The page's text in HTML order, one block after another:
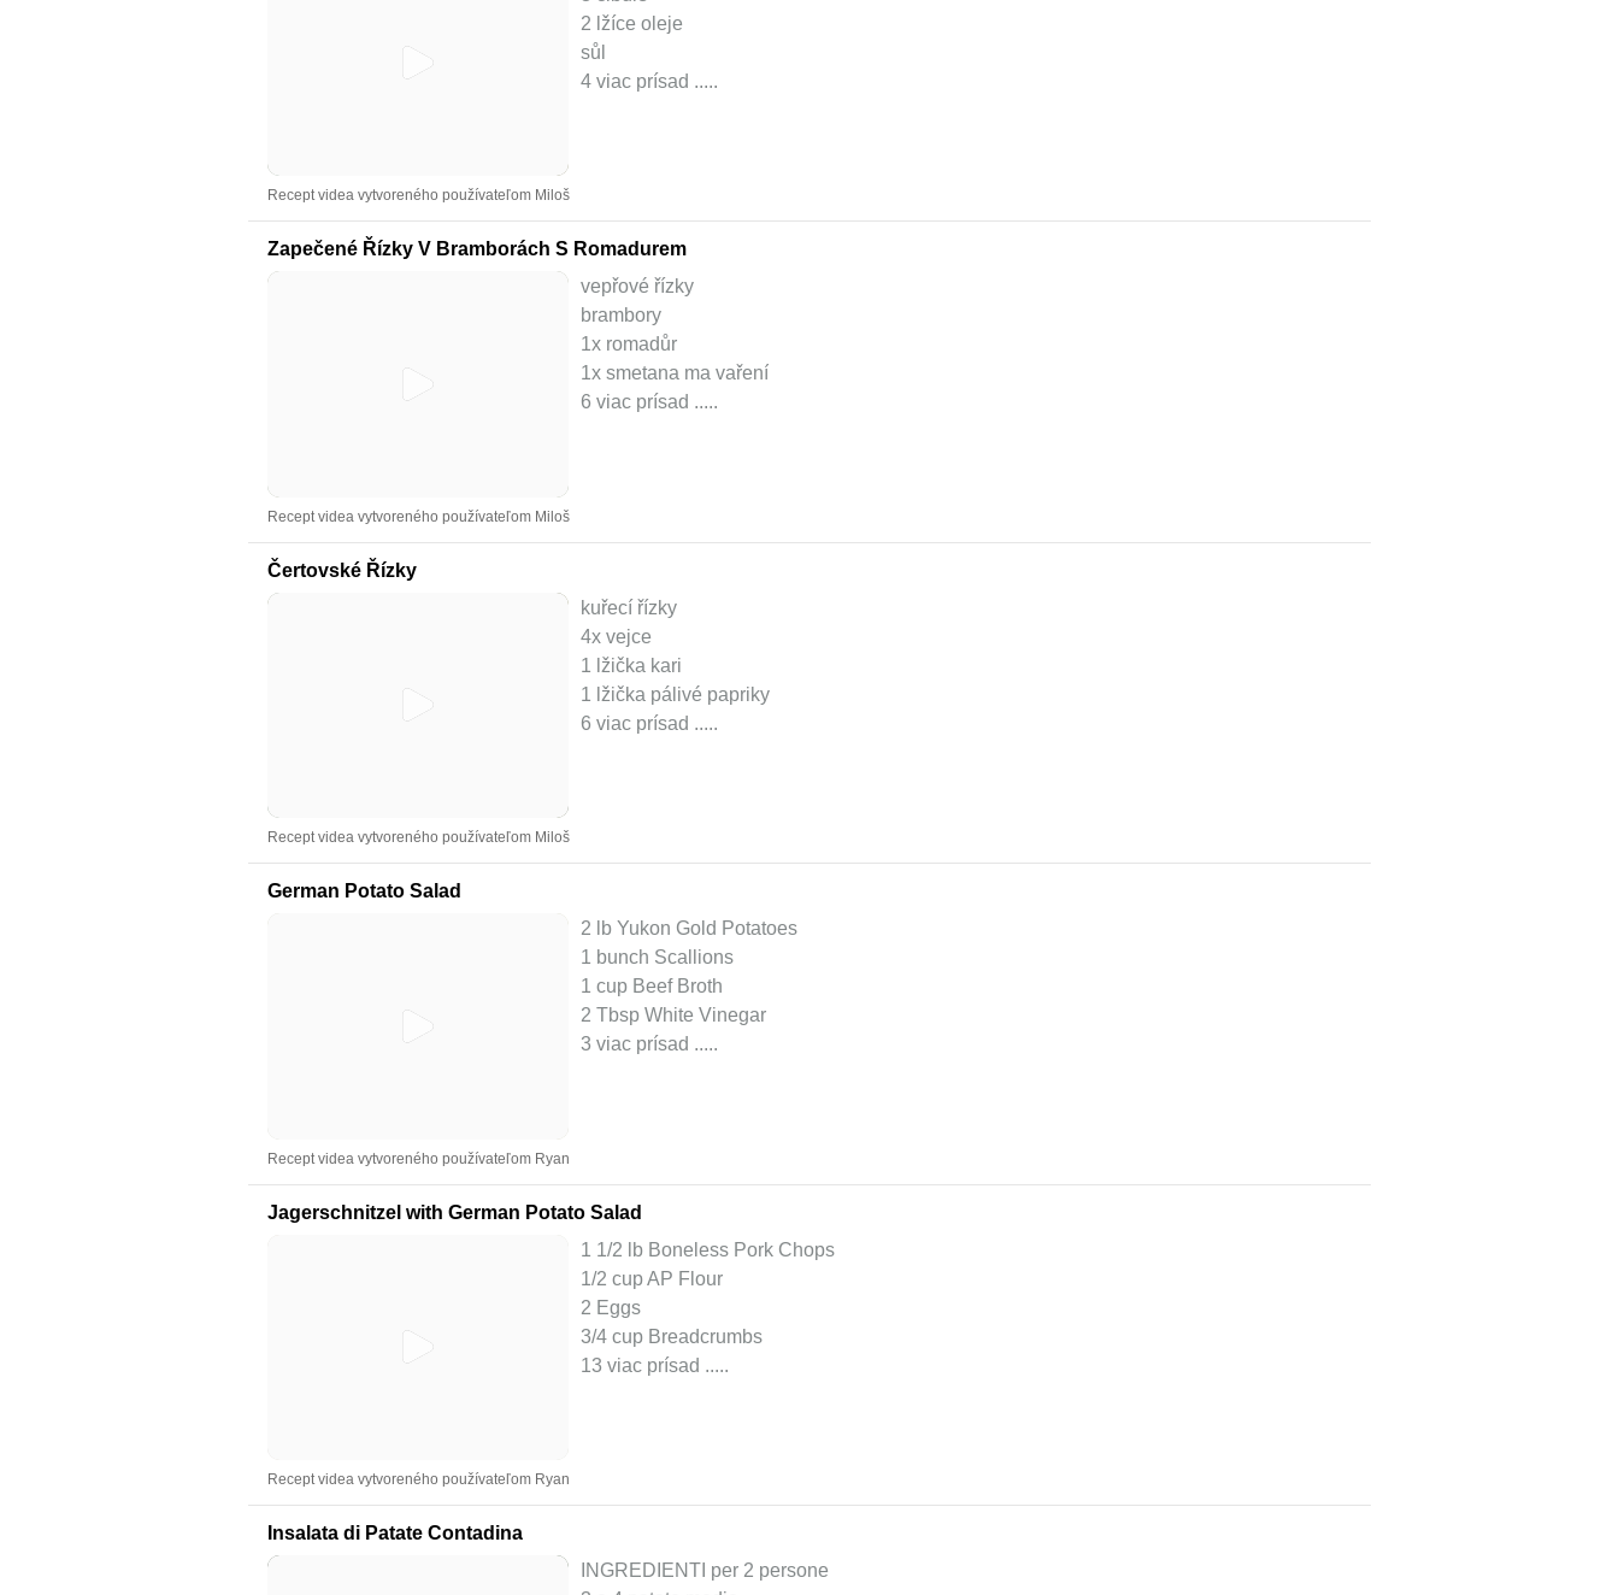
2 lžíce oleje
sůl
4 viac prísad ..
Recept videa vytvoreného používateľom Miloš
Zapečené Řízky V Bramborách S Romadurem
vepřové řízky
brambory
1x romadůr
1x smetana ma vaření
6 viac prísad .....
Recept videa vytvoreného používateľom Miloš
Čertovské Řízky
kuřecí řízky
4x vejce
1 lžička kari
1 lžička pálivé papriky
6 viac prísad ..
Recept videa vytvoreného používateľom Miloš
German Potato Salad
2 lb Yukon Gold Potatoes
1 bunch Scallions
1 cup Beef Broth
2 Tbsp White Vinegar
3 viac prísad .....
Recept videa vytvoreného používateľom Ryan
Jagerschnitzel with German Potato Salad
1 1/2 lb Boneless Pork Chops
1/2 cup AP Flour
2 Eggs
3/4 cup Breadcrumbs
13 viac prísad ..
Recept videa vytvoreného používateľom Ryan
Insalata di Patate Contadina
INGREDIENTI per 2 persone